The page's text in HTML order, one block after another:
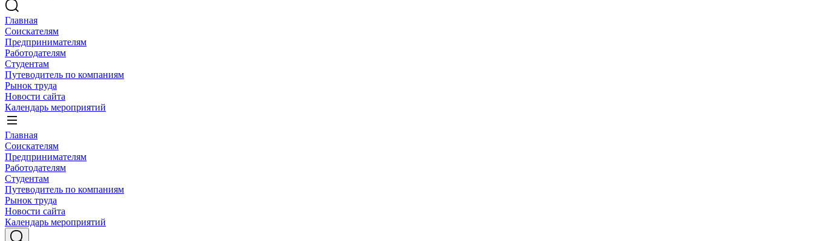
Главная
Соискателям
Предпринимателям
Работодателям
Студентам
Путеводитель по компаниям
Рынок труда
Новости сайта
Календарь мероприятий
Главная
Соискателям
Предпринимателям
Работодателям
Студентам
Путеводитель по компаниям
Рынок труда
Новости сайта
Календарь мероприятий